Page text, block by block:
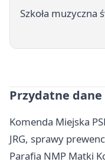
Szkoła muzyczna
Przydatne
Komenda Miejska
JRG, sprawy
Parafia NMP Matki